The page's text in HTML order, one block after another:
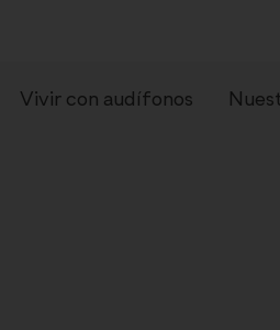
Vivir con audífonos